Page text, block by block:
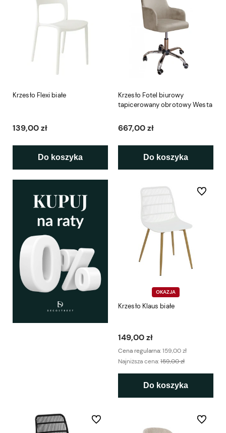
Krzesło Flexi białe
139,00 zł
Do koszyka
Krzesło Fotel biurowy
tapicerowany obrotowy Westa
667,00 zł
Do koszyka
OKAZJA
Krzesło Klaus białe
149,00 zł
Cena regularna:159,00 zł
Najniższa cena:159,00 zł
Do koszyka
Do
Do ulubionych Do